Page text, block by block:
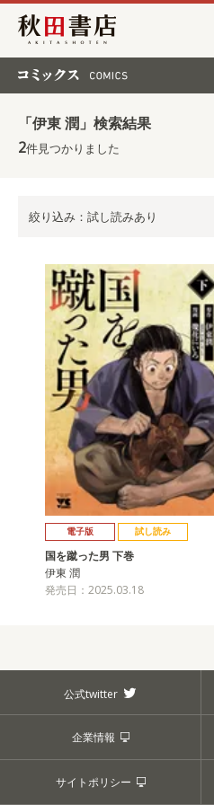
秋田書店
「伊東 潤」検索結果
2件見つかりました
絞り込み：試し読みあり
電子版 試し読み
国を蹴った男 下巻
伊東 潤
発売日：2025.03.18
公式twitter
企業情報
サイトポリシー